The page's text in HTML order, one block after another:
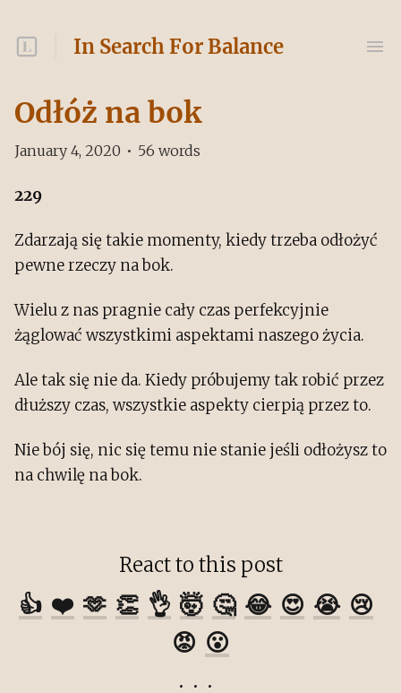
In Search For Balance
Odłóż na bok
January 4, 2020 • 56 words
229
Zdarzają się takie momenty, kiedy trzeba odłożyć
pewne rzeczy na bok.
Wielu z nas pragnie cały czas perfekcyjnie
żąglować wszystkimi aspektami naszego życia.
Ale tak się nie da. Kiedy próbujemy tak robić przez
dłuższy czas, wszystkie aspekty cierpią przez to.
Nie bój się, nic się temu nie stanie jeśli odłożysz to
na chwilę na bok.
React to this post
👍 ❤️ 🫶 👏 👌 🤯 🤔 😂 😍 😭 😢
😡 😮